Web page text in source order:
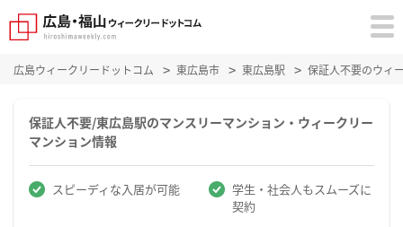
広島ウィークリードットコム 東広島市 東広島駅 保証人不要のウィ
保証人不要/東広島駅のマンスリーマンション・ウィークリー
マンション情報
スピーディな入居が可能
学生・社会人もスムーズに
契約